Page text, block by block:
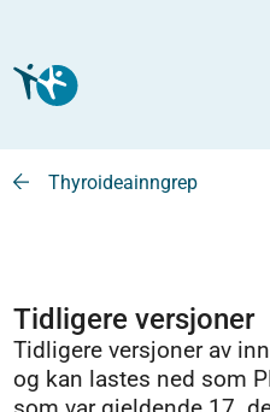
Thyroideainngrep
Tidligere versjoner
Tidligere versjoner av
og kan lastes ned som